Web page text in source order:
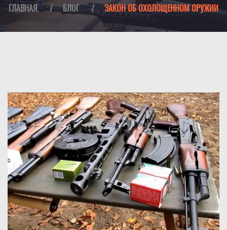
ГЛАВНАЯ / БЛОГ / ЗАКОН ОБ ОХОЛОЩЕННОМ ОРУЖИИ